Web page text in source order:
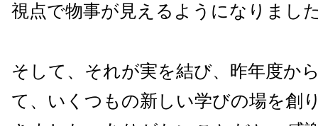
視点で物事が見えるようになりまし
そして、それが実を結び、昨年度か
て、いくつもの新しい学びの場を創